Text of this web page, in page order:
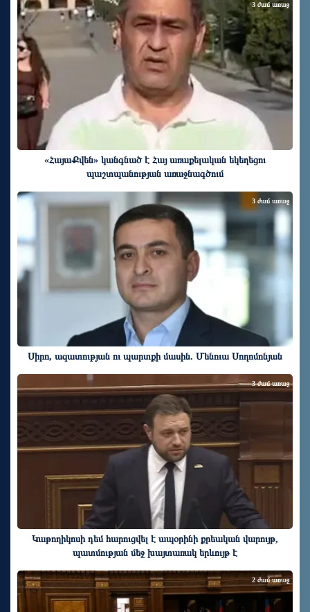
«ՀայաՔվեն» կանգնած է Հայ առաքելական եկեղեցու
պաշտպանության առաջնագծում
3 ժամ առաջ
Սիրո, ազատության ու պարտքի մասին. Մենուա Սողոմոնյան
3 ժամ առաջ
Կաթողիկոսի դեմ հարուցվել է ապօրինի քրեական վարույթ,
պատմության մեջ խայտառակ երևույթ է
3 ժամ առաջ
2 ժամ առաջ